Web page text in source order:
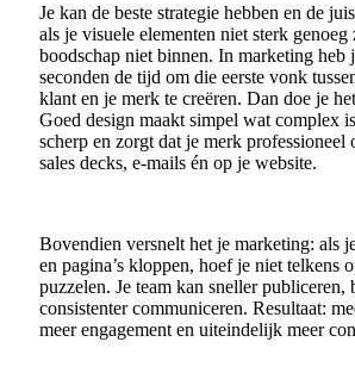
Je kan de beste strategie hebben en de
als je visuele elementen niet sterk
boodschap niet binnen. In marketing heb
seconden de tijd om die eerste vonk
klant en je merk te creëren. Dan doe je
Goed design maakt simpel wat complex
scherp en zorgt dat je merk professioneel
sales decks, e-mails én op je website.
Bovendien versnelt het je marketing: als
en pagina’s kloppen, hoef je niet telkens
puzzelen. Je team kan sneller publiceren,
consistenter communiceren. Resultaat:
meer engagement en uiteindelijk meer